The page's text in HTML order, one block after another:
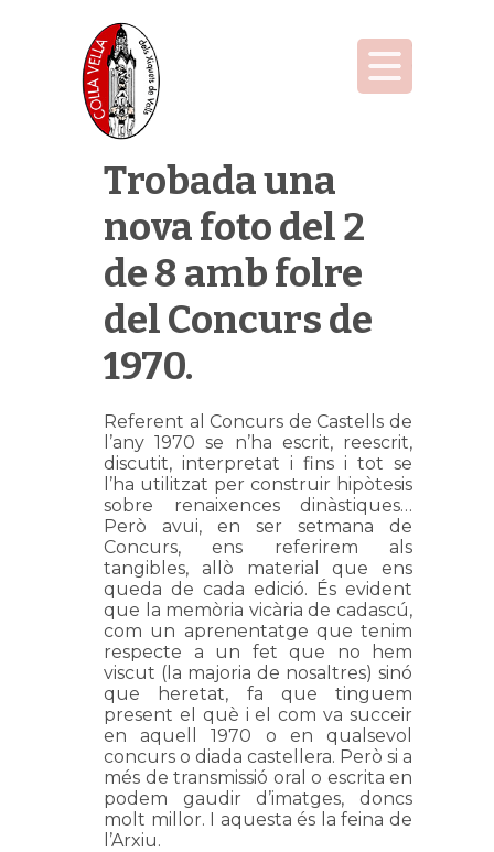
Trobada una
nova foto del 2
de 8 amb folre
del Concurs de
1970.
Referent al Concurs de Castells de
l’any 1970 se n’ha escrit, reescrit,
discutit, interpretat i fins i tot se
l’ha utilitzat per construir hipòtesis
sobre renaixences dinàstiques…
Però avui, en ser setmana de
Concurs, ens referirem als
tangibles, allò material que ens
queda de cada edició. És evident
que la memòria vicària de cadascú,
com un aprenentatge que tenim
respecte a un fet que no hem
viscut (la majoria de nosaltres) sinó
que heretat, fa que tinguem
present el què i el com va succeir
en aquell 1970 o en qualsevol
concurs o diada castellera. Però si a
més de transmissió oral o escrita en
podem gaudir d’imatges, doncs
molt millor. I aquesta és la feina de
l’Arxiu.